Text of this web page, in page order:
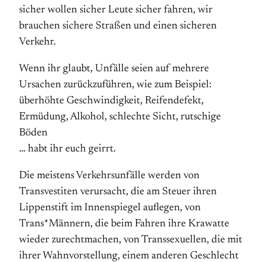
sicher wollen sicher Leute sicher fahren, wir
brauchen sichere Straßen und einen sicheren
Verkehr.
Wenn ihr glaubt, Unfälle seien auf mehrere
Ursachen zurückzuführen, wie zum Beispiel:
überhöhte Geschwindigkeit, Reifendefekt,
Ermüdung, Alkohol, schlechte Sicht, rutschige
Böden
… habt ihr euch geirrt.
Die meistens Verkehrsunfälle werden von
Transvestiten verursacht, die am Steuer ihren
Lippenstift im Innenspiegel auflegen, von
Trans*Männern, die beim Fahren ihre Krawatte
wieder zurechtmachen, von Transsexuellen, die mit
ihrer Wahnvorstellung, einem anderen Geschlecht